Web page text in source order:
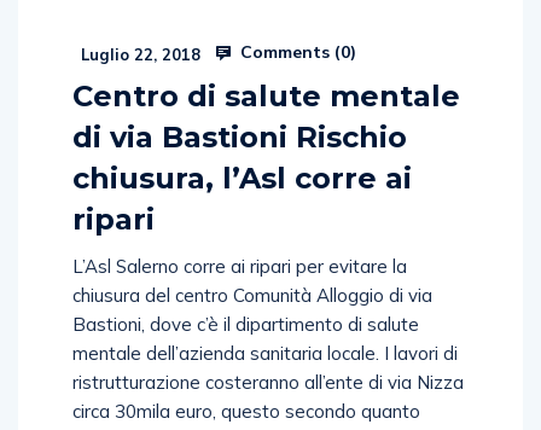
Centro di salute mentale
di via Bastioni Rischio
chiusura, l’Asl corre ai
ripari
L’Asl Salerno corre ai ripari per evitare la
chiusura del centro Comunità Alloggio di via
Bastioni, dove c’è il dipartimento di salute
mentale dell’azienda sanitaria locale. I lavori di
ristrutturazione costeranno all’ente di via Nizza
circa 30mila euro, questo secondo quanto
risulta dalla delibera numero 23 del 12 luglio,